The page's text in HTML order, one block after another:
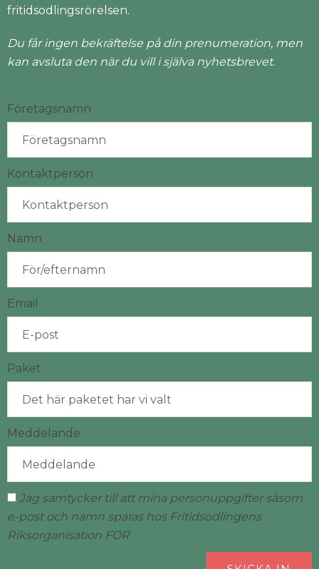
fritidsodlingsrörelsen.
Du får ingen bekräftelse på din prenumeration, men
kan avsluta den när du vill i själva nyhetsbrevet.
Företagsnamn
Kontaktperson
Namn
Email
Paket
Meddelande
Jag samtycker till att mina personuppgifter såsom
e-post och namn sparas hos Fritidsodlingens
Riksorganisation FOR